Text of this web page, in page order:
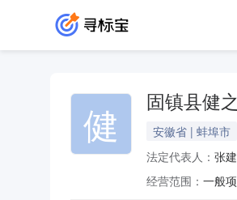
健 固镇县健
安徽省 | 蚌埠市
法定代表人： 张建
经营范围：